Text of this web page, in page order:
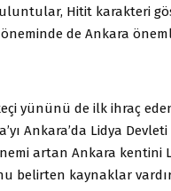
Hitit karakteri
de Ankara
yününü de ilk ihraç
Ankara’da Lidya
artan Ankara kentini
belirten kaynaklar